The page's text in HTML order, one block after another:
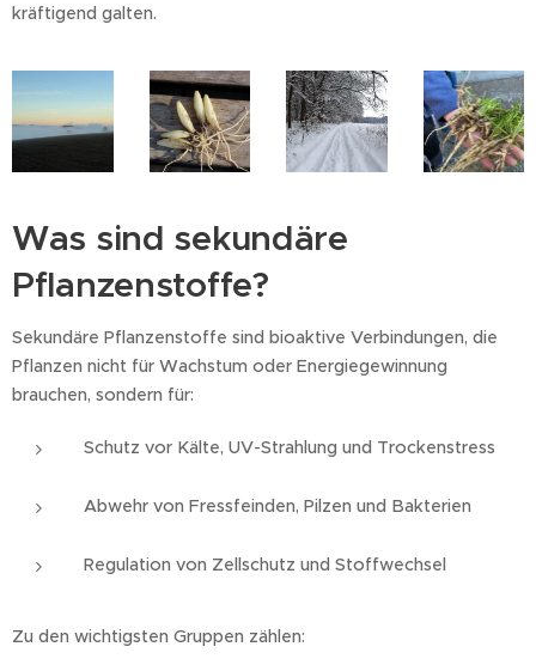
kräftigend galten.
Was sind sekundäre
Pflanzenstoffe?
Sekundäre Pflanzenstoffe sind bioaktive Verbindungen, die
Pflanzen nicht für Wachstum oder Energiegewinnung
brauchen, sondern für:
Schutz vor Kälte, UV-Strahlung und Trockenstress
Abwehr von Fressfeinden, Pilzen und Bakterien
Regulation von Zellschutz und Stoffwechsel
Zu den wichtigsten Gruppen zählen: